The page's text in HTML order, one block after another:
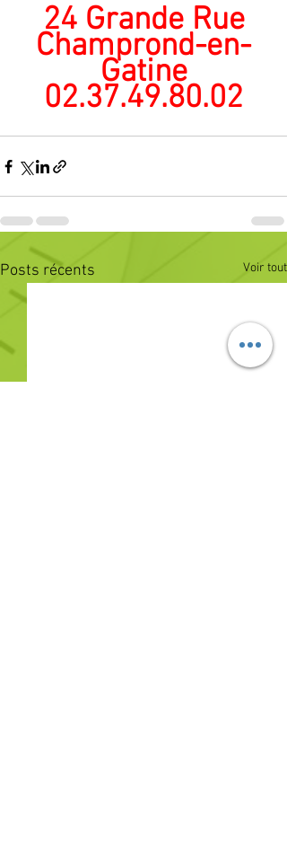
24 Grande Rue
Champrond-en-
Gatine
02.37.49.80.02
Posts récents Voir tout